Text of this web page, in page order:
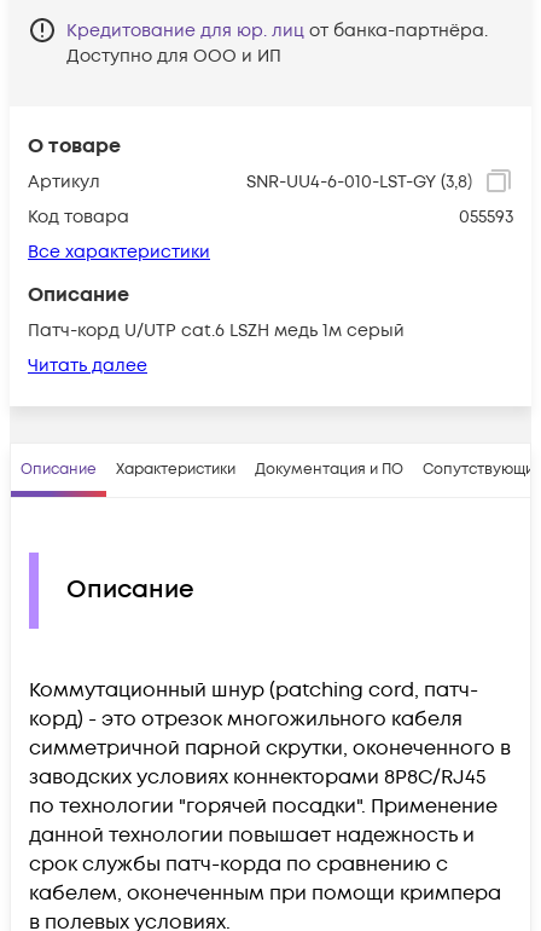
О товаре
Артикул
SNR-UU4-6-010-LST-GY (3,8)
Код товара
055593
Все характеристики
Описание
Патч-корд U/UTP cat.6 LSZH медь 1м серый
Читать далее
Кредитование для юр. лиц от банка-партнёра.
Доступно для ООО и ИП
Описание Характеристики Документация и ПО
Описание
Коммутационный шнур (patching cord, патч-
корд) - это отрезок многожильного кабеля
симметричной парной скрутки, оконеченного в
заводских условиях коннекторами 8P8C/RJ45
по технологии "горячей посадки". Применение
данной технологии повышает надежность и
срок службы патч-корда по сравнению с
кабелем, оконеченным при помощи кримпера
в полевых условиях.